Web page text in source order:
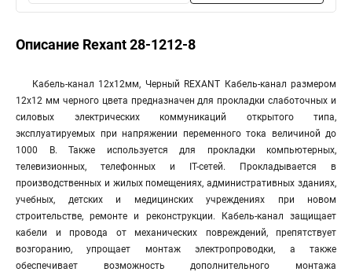
Описание Rexant 28-1212-8
Кабель-канал 12х12мм, Черный REXANT Кабель-канал размером
12х12 мм черного цвета предназначен для прокладки слаботочных и
силовых электрических коммуникаций открытого типа,
эксплуатируемых при напряжении переменного тока величиной до
1000 В. Также используется для прокладки компьютерных,
телевизионных, телефонных и IT-сетей. Прокладывается в
производственных и жилых помещениях, административных зданиях,
учебных, детских и медицинских учреждениях при новом
строительстве, ремонте и реконструкции. Кабель-канал защищает
кабели и провода от механических повреждений, препятствует
возгоранию, упрощает монтаж электропроводки, а также
обеспечивает возможность дополнительного монтажа